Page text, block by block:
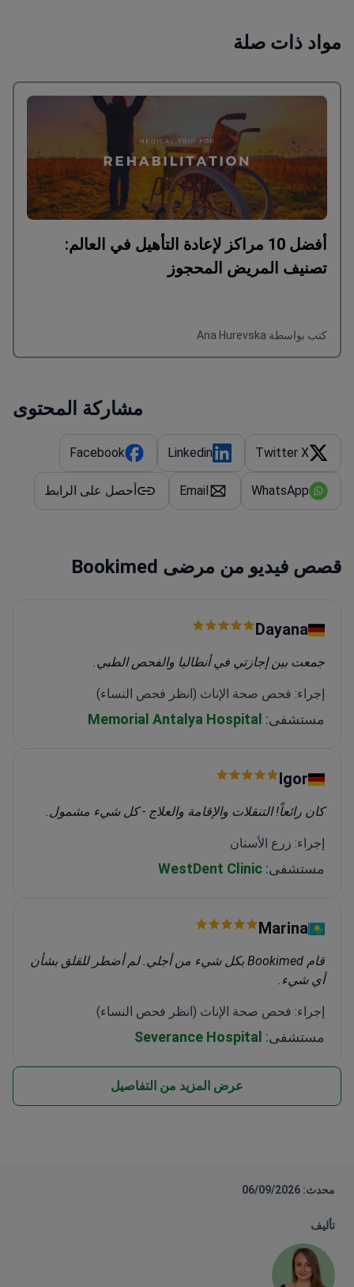
مواد ذات صلة
أفضل 10 مراكز لإعادة التأهيل في العالم:
تصنيف المريض المحجوز
كتب بواسطة Ana Hurevska
مشاركة المحتوى
Twitter X
Linkedin
Facebook
WhatsApp
Email أحصل على الرابط
قصص فيديو من مرضى Bookimed
Dayana
جمعت بين إجازتي في أنطاليا والفحص الطبي.
إجراء: فحص صحة الإناث (انظر فحص النساء)
مستشفى: Memorial Antalya Hospital
Igor
كان رائعاً! التنقلات والإقامة والعلاج - كل شيء مشمول.
إجراء: زرع الأسنان
مستشفى: WestDent Clinic
Marina
قام Bookimed بكل شيء من أجلي. لم أضطر للقلق بشأن
أي شيء.
إجراء: فحص صحة الإناث (انظر فحص النساء)
مستشفى: Severance Hospital
عرض المزيد من التفاصيل
محدث: 06/09/2026
تأليف